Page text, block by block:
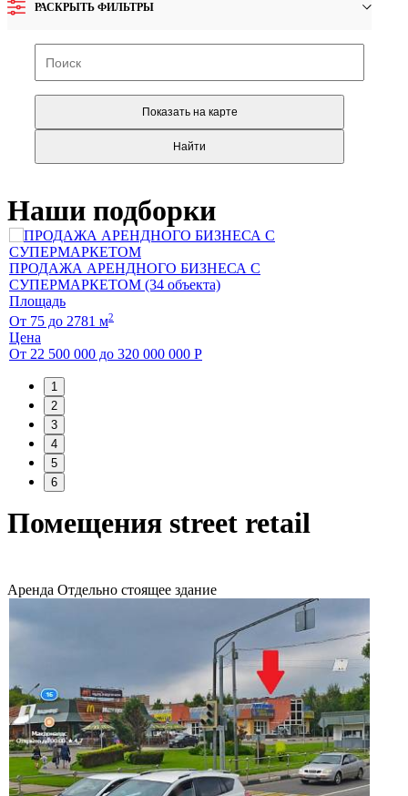
РАСКРЫТЬ ФИЛЬТРЫ
Наши подборки
ПРОДАЖА АРЕНДНОГО БИЗНЕСА С
СУПЕРМАРКЕТОМ (34 объекта)
Площадь
От 75 до 2781 м2
Цена
От 22 500 000 до 320 000 000 Р
1
2
3
4
5
6
Помещения street retail
Аренда Отдельно стоящее здание